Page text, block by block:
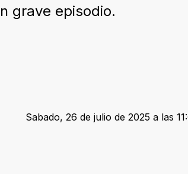
grave episodio.
Sabado, 26 de julio de 2025 a las